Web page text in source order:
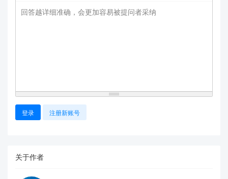
回答越详细准确，会更加容易被提问者采纳
登录 注册新账号
关于作者